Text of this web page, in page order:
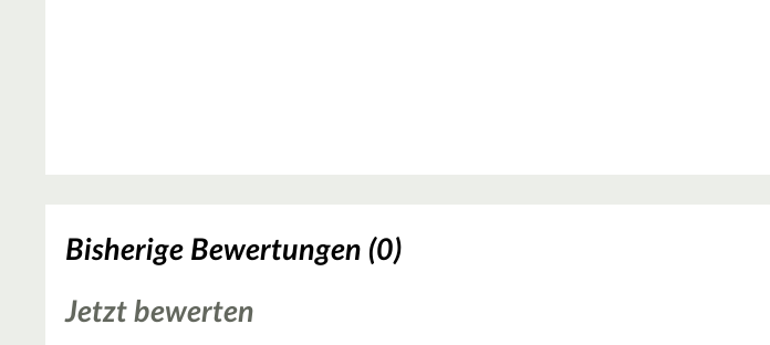
Bisherige Bewertungen (0)
Jetzt bewerten